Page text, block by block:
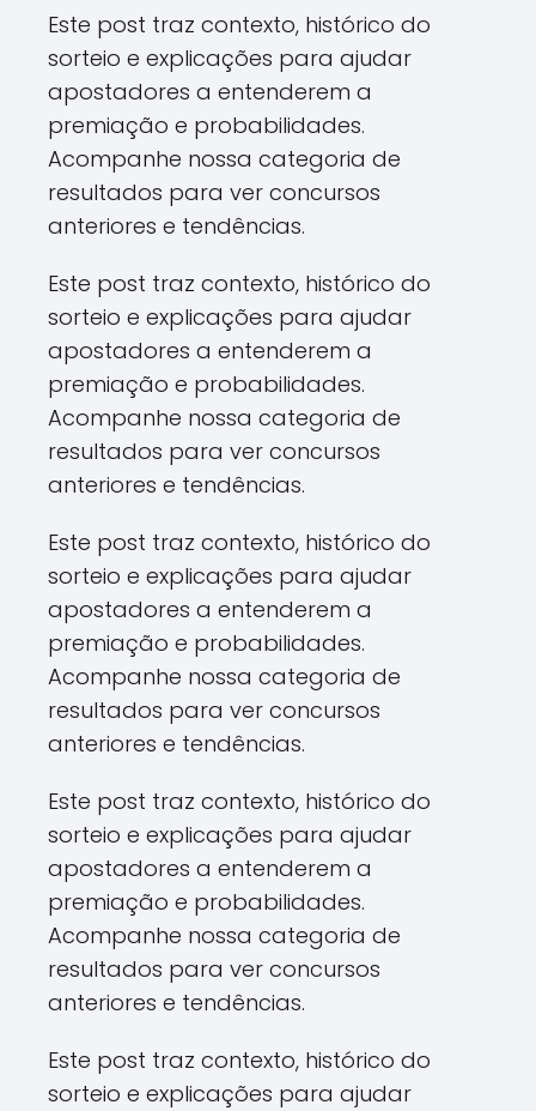
Este post traz contexto, histórico do
sorteio e explicações para ajudar
apostadores a entenderem a
premiação e probabilidades.
Acompanhe nossa categoria de
resultados para ver concursos
anteriores e tendências.
Este post traz contexto, histórico do
sorteio e explicações para ajudar
apostadores a entenderem a
premiação e probabilidades.
Acompanhe nossa categoria de
resultados para ver concursos
anteriores e tendências.
Este post traz contexto, histórico do
sorteio e explicações para ajudar
apostadores a entenderem a
premiação e probabilidades.
Acompanhe nossa categoria de
resultados para ver concursos
anteriores e tendências.
Este post traz contexto, histórico do
sorteio e explicações para ajudar
apostadores a entenderem a
premiação e probabilidades.
Acompanhe nossa categoria de
resultados para ver concursos
anteriores e tendências.
Este post traz contexto, histórico do
sorteio e explicações para ajudar